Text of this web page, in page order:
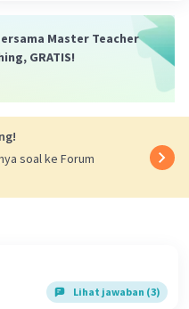
Master Teacher
GRATIS!
soal ke Forum
Lihat jawaban (3)